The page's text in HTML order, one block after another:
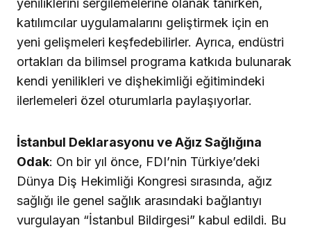
katılımcılar uygulamalarını geliştirmek için en
yeni gelişmeleri keşfedebilirler. Ayrıca, endüstri
ortakları da bilimsel programa katkıda bulunarak
kendi yenilikleri ve dişhekimliği eğitimindeki
ilerlemeleri özel oturumlarla paylaşıyorlar.
İstanbul Deklarasyonu ve Ağız Sağlığına
Odak: On bir yıl önce, FDI’nin Türkiye’deki
Dünya Diş Hekimliği Kongresi sırasında, ağız
sağlığı ile genel sağlık arasındaki bağlantıyı
vurgulayan “İstanbul Bildirgesi” kabul edildi. Bu